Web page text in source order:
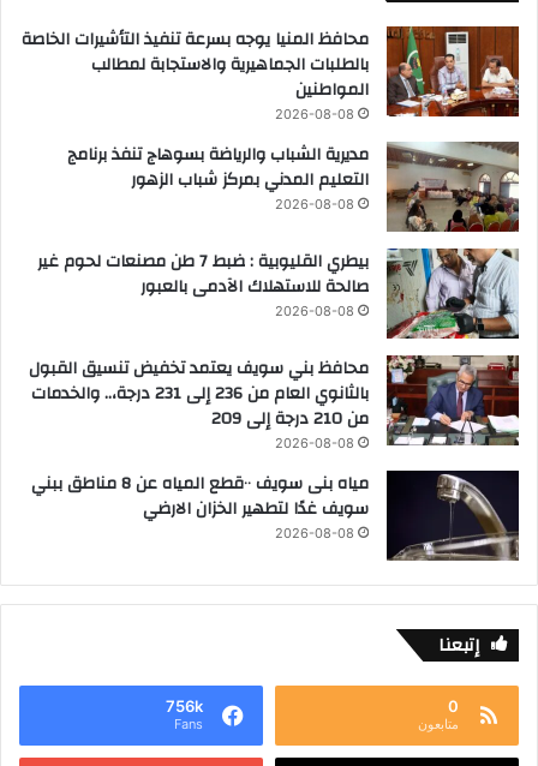
محافظ المنيا يوجه بسرعة تنفيذ التأشيرات الخاصة
بالطلبات الجماهيرية والاستجابة لمطالب
المواطنين
2026-08-08
مديرية الشباب والرياضة بسوهاج تنفذ برنامج
التعليم المدني بمركز شباب الزهور
2026-08-08
بيطري القليوبية : ضبط 7 طن مصنعات لحوم غير
صالحة للاستهلاك الآدمى بالعبور
2026-08-08
محافظ بني سويف يعتمد تخفيض تنسيق القبول
بالثانوي العام من 236 إلى 231 درجة،.. والخدمات
من 210 درجة إلى 209
2026-08-08
مياه بنى سويف ٠٠قطع المياه عن 8 مناطق ببني
سويف غدًا لتطهير الخزان الارضي
2026-08-08
إتبعنا
0
متابعون
756k
Fans